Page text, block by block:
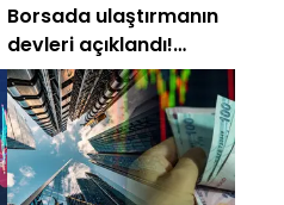
Borsada ulaştırmanın
devleri açıklandı!
Listenin zirvesi
şaşırtmadı